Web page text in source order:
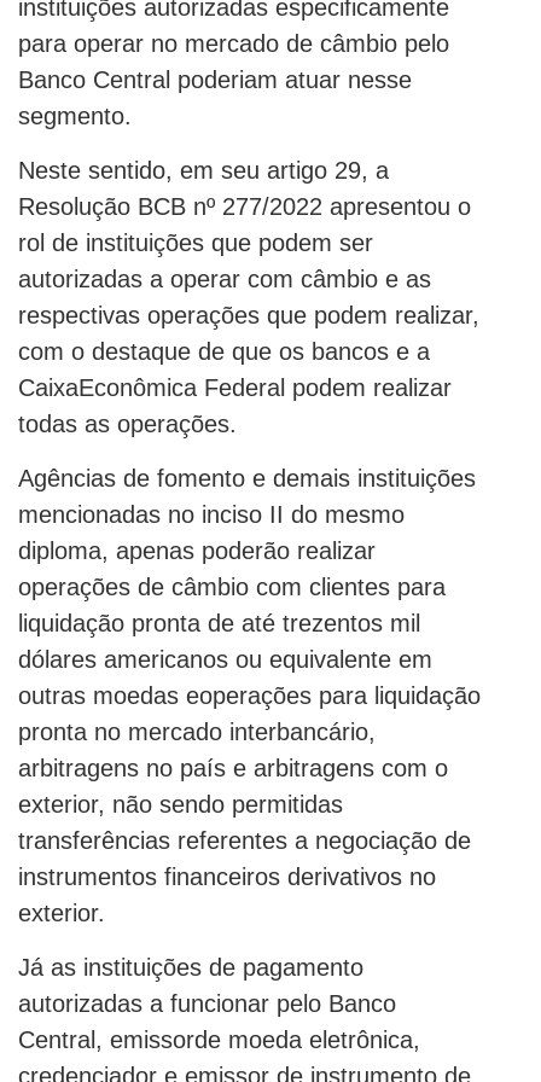
instituições autorizadas especificamente
para operar no mercado de câmbio pelo
Banco Central poderiam atuar nesse
segmento.
Neste sentido, em seu artigo 29, a
Resolução BCB nº 277/2022 apresentou o
rol de instituições que podem ser
autorizadas a operar com câmbio e as
respectivas operações que podem realizar,
com o destaque de que os bancos e a
CaixaEconômica Federal podem realizar
todas as operações.
Agências de fomento e demais instituições
mencionadas no inciso II do mesmo
diploma, apenas poderão realizar
operações de câmbio com clientes para
liquidação pronta de até trezentos mil
dólares americanos ou equivalente em
outras moedas eoperações para liquidação
pronta no mercado interbancário,
arbitragens no país e arbitragens com o
exterior, não sendo permitidas
transferências referentes a negociação de
instrumentos financeiros derivativos no
exterior.
Já as instituições de pagamento
autorizadas a funcionar pelo Banco
Central, emissorde moeda eletrônica,
credenciador e emissor de instrumento de